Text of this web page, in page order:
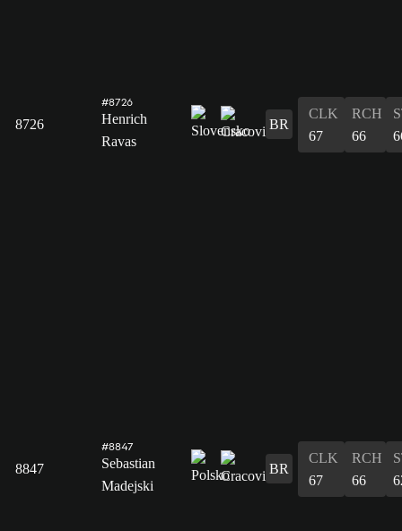
8726
#8726
Henrich
Ravas
BR
CLK
67
RCH
66
8847
#8847
Sebastian
Madejski
BR
CLK
67
RCH
66